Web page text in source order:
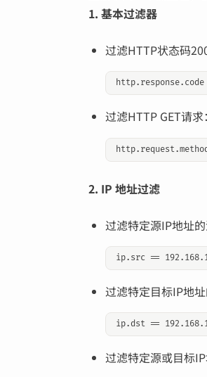
1. 基本过滤器
过滤HTTP状态码200
过滤HTTP GET请求：
2. IP 地址过滤
过滤特定源IP地址的
过滤特定目标IP地址
过滤特定源或目标IP
输入关键词开始搜索